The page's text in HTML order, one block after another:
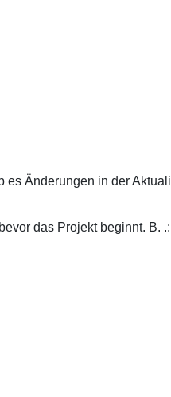
Änderungen in der
bevor das Projekt beginnt. B. .: